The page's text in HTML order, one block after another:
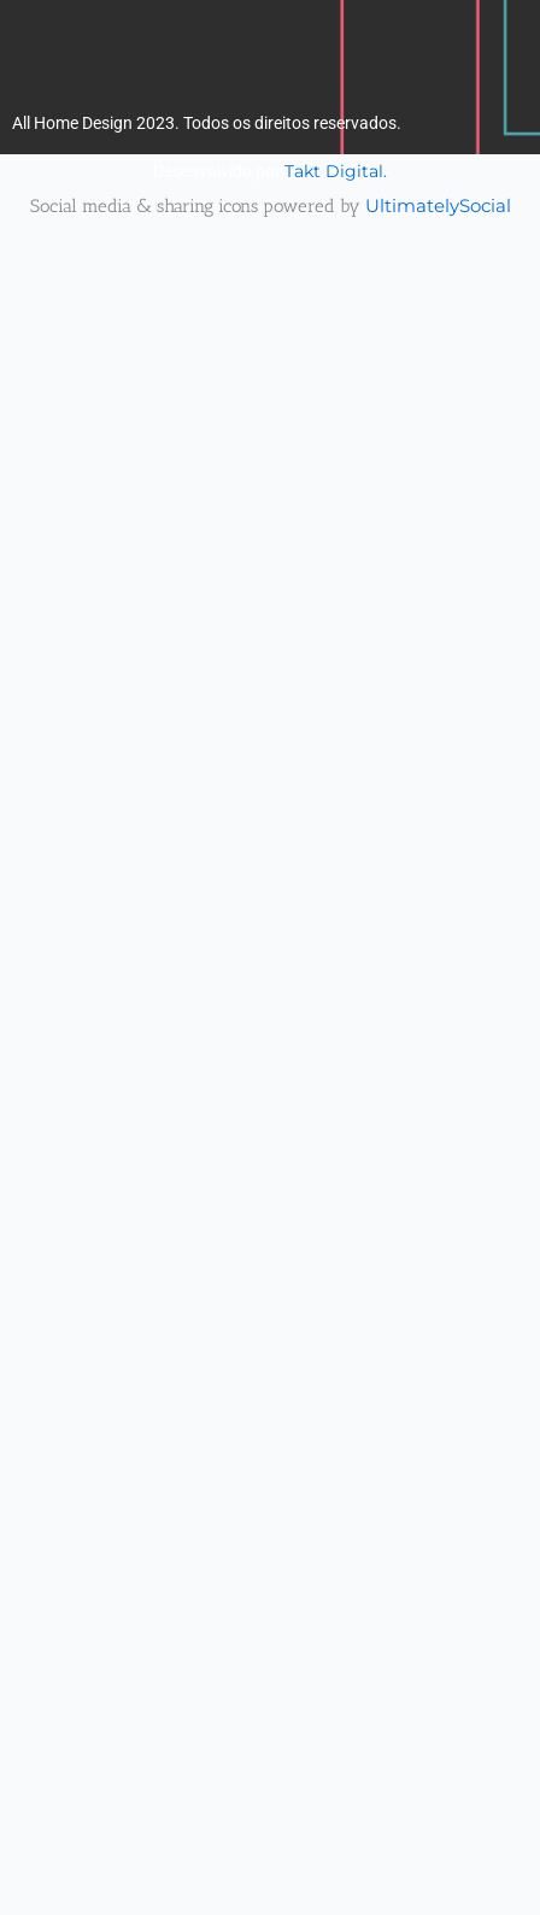
All Home Design 2023. Todos os direitos reservados.
Takt Digital.
Social media & sharing icons powered by UltimatelySocial